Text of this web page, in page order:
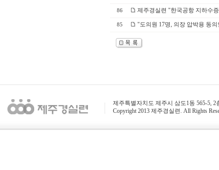
86 제주경실련 "한국공항 지하수
85 "도의원 17명, 의장 압박용 동
제주특별자치도 제주시 삼도1동 565-5, 2
Copyright 2013 제주경실련. All Rights